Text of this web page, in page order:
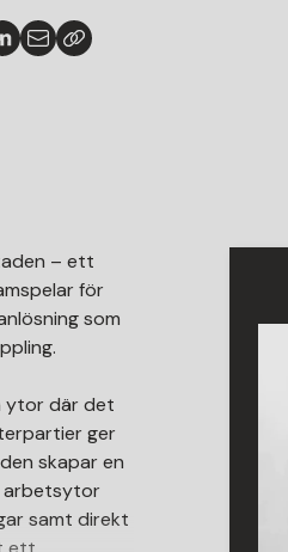
– ett
för
som
ytor där det
ger
skapar en
arbetsytor
samt direkt